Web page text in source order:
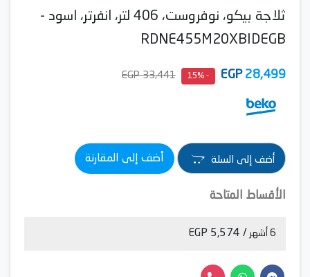
ثلاجة بيكو، نوفروست، 406 لتر، انفرتر، اسود -
RDNE455M20XBIDEGB
28,499
EGP
- 15%
33,441 EGP
أضف إلى السلة أضف إلى المقارنة
الأقساط المتاحة
6 أشهر / 5,574 EGP